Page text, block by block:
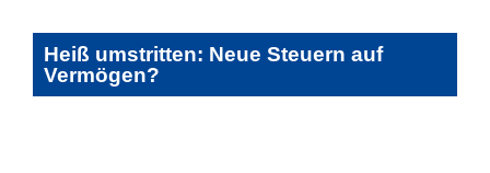
Heiß umstritten: Neue Steuern auf
Vermögen?